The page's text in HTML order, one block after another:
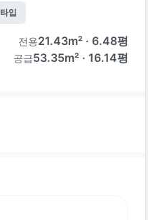
타입
전용21.43m² · 6.48평
공급53.35m² · 16.14평